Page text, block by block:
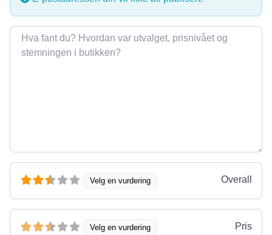
Omtale
Velg en vurdering Overall
Velg en vurdering Pris